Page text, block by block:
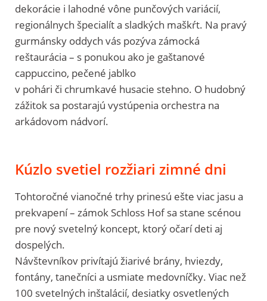
dekorácie i lahodné vône punčových variácií,
regionálnych špecialít a sladkých maškŕt. Na pravý
gurmánsky oddych vás pozýva zámocká
reštaurácia – s ponukou ako je gaštanové
cappuccino, pečené jablko
v pohári či chrumkavé husacie stehno. O hudobný
zážitok sa postarajú vystúpenia orchestra na
arkádovom nádvorí.
Kúzlo svetiel rozžiari zimné dni
Tohtoročné vianočné trhy prinesú ešte viac jasu a
prekvapení – zámok Schloss Hof sa stane scénou
pre nový svetelný koncept, ktorý očarí deti aj
dospelých.
Návštevníkov privítajú žiarivé brány, hviezdy,
fontány, tanečníci a usmiate medovníčky. Viac než
100 svetelných inštalácií, desiatky osvetlených